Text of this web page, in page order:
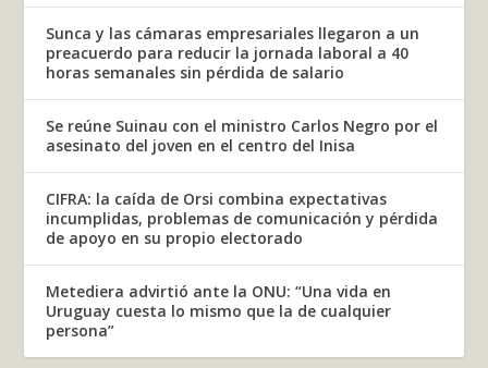
Sunca y las cámaras empresariales llegaron a un
preacuerdo para reducir la jornada laboral a 40
horas semanales sin pérdida de salario
Se reúne Suinau con el ministro Carlos Negro por el
asesinato del joven en el centro del Inisa
CIFRA: la caída de Orsi combina expectativas
incumplidas, problemas de comunicación y pérdida
de apoyo en su propio electorado
Metediera advirtió ante la ONU: “Una vida en
Uruguay cuesta lo mismo que la de cualquier
persona”